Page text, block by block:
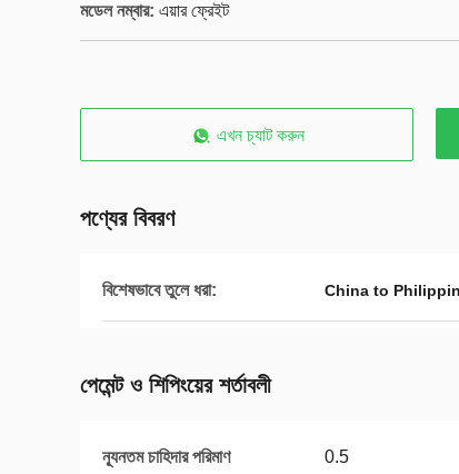
মডেল নম্বার: এয়ার ফ্রেইট
এখন চ্যাট করুন
পণ্যের বিবরণ
বিশেষভাবে তুলে ধরা: China to
পেমেন্ট ও শিপিংয়ের শর্তাবলী
ন্যূনতম চাহিদার পরিমাণ 0.5